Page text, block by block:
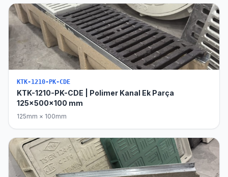
KTK-1210-PK-CDE
KTK-1210-PK-CDE | Polimer Kanal Ek Parça
125x500x100 mm
125mm × 100mm